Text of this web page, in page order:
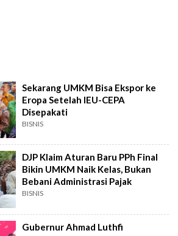
Sekarang UMKM Bisa Ekspor ke
Eropa Setelah IEU-CEPA
Disepakati
BISNIS
DJP Klaim Aturan Baru PPh Final
Bikin UMKM Naik Kelas, Bukan
Bebani Administrasi Pajak
BISNIS
Gubernur Ahmad Luthfi